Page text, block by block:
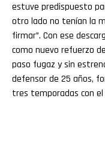
estuve predispuesto
otro lado no tenían la
firmar”. Con ese
como nuevo refuerzo
paso fugaz y sin
defensor de 25 años,
tres temporadas con el